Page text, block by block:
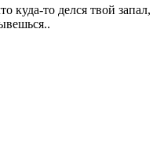
куда-то делся твой запал,